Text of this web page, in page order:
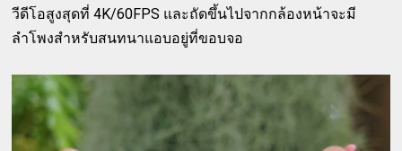
วีดีโอสูงสุดที่ 4K/60FPS และถัดขึ้นไปจากกล้องหน้าจะมี
ลำโพงสำหรับสนทนาแอบอยู่ที่ขอบจอ